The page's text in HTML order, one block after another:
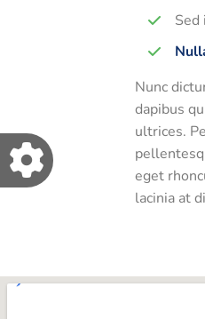
Sed
Nunc
dapibus
ultrices.
eget
lacinia at